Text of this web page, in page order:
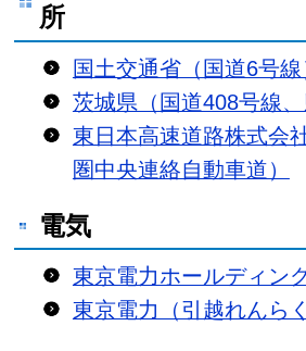
所
国土交通省（国道6号線
茨城県（国道408号線、
東日本高速道路株式会
圏中央連絡自動車道）
電気
東京電力ホールディン
東京電力（引越れんらく